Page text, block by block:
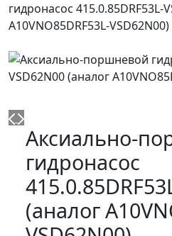
гидронасос 415.0.85DRF53L-
A10VNO85DRF53L-VSD62N00)
Аксиально-
гидронасос
(аналог